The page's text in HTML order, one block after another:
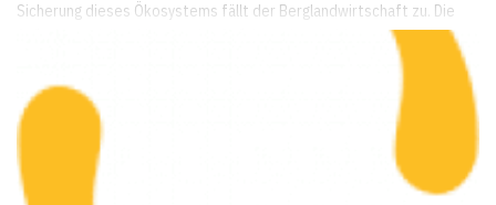
Sicherung dieses Ökosystems fällt der Berglandwirtschaft zu. Die
Aufgaben reichen hier von der Gefahrenabwehr bis zur touristischen